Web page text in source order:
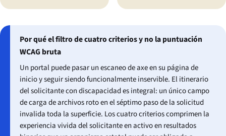
Por qué el filtro de cuatro criterios y no la puntuación
WCAG bruta
Un portal puede pasar un escaneo de axe en su página de
inicio y seguir siendo funcionalmente inservible. El itinerario
del solicitante con discapacidad es integral: un único campo
de carga de archivos roto en el séptimo paso de la solicitud
invalida toda la superficie. Los cuatro criterios comprimen la
experiencia vivida del solicitante en activo en resultados